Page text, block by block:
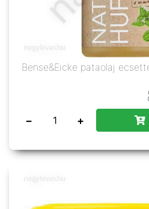
Bense&Eicke pataolaj
− +